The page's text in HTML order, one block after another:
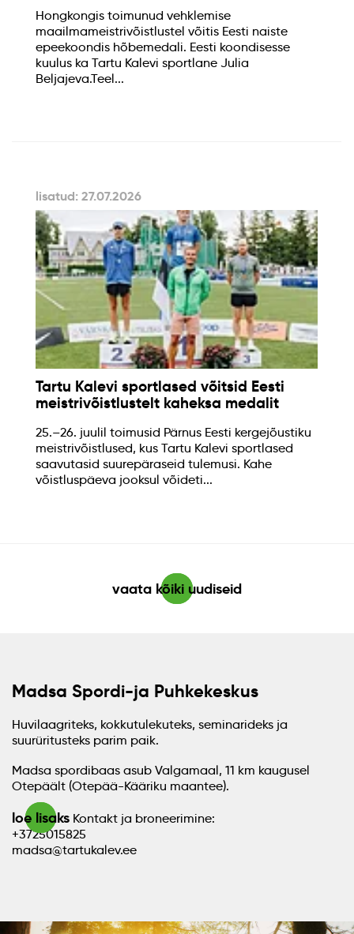
Hongkongis toimunud vehklemise
maailmameistrivõistlustel võitis Eesti naiste
epeekoondis hõbemedali. Eesti koondisesse
kuulus ka Tartu Kalevi sportlane Julia
Beljajeva.Teel...
lisatud: 27.07.2026
Tartu Kalevi sportlased võitsid Eesti
meistrivõistlustelt kaheksa medalit
25.–26. juulil toimusid Pärnus Eesti kergejõustiku
meistrivõistlused, kus Tartu Kalevi sportlased
saavutasid suurepäraseid tulemusi. Kahe
võistluspäeva jooksul võideti...
vaata kõiki uudiseid
Madsa Spordi-ja Puhkekeskus
Huvilaagriteks, kokkutulekuteks, seminarideks ja
suurüritusteks parim paik.
Madsa spordibaas asub Valgamaal, 11 km kaugusel
Otepäält (Otepää-Kääriku maantee).
loe lisaks Kontakt ja broneerimine:
+3725015825
madsa@tartukalev.ee